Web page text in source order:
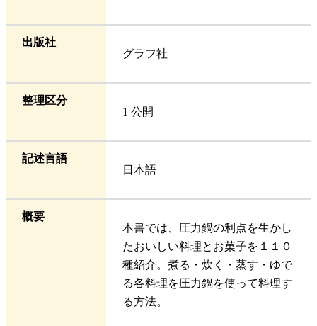
出版社
グラフ社
整理区分
1 公開
記述言語
日本語
概要
本書では、圧力鍋の利点を生かし
たおいしい料理とお菓子を１１０
種紹介。煮る・炊く・蒸す・ゆで
る各料理を圧力鍋を使って料理す
る方法。